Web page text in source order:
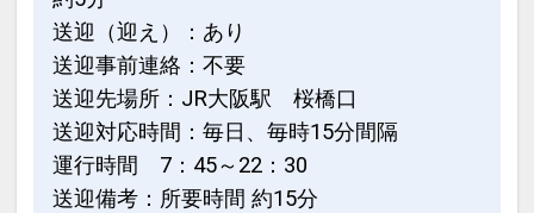
送迎（迎え）：あり
送迎事前連絡：不要
送迎先場所：JR大阪駅 桜橋口
送迎対応時間：毎日、毎時15分間隔
運行時間 7：45～22：30
送迎備考：所要時間 約15分